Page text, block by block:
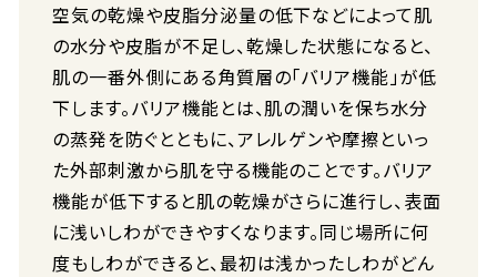
空気の乾燥や皮脂分泌量の低下などによって肌
の水分や皮脂が不足し、乾燥した状態になると、
肌の一番外側にある角質層の「バリア機能」が低
下します。バリア機能とは、肌の潤いを保ち水分
の蒸発を防ぐとともに、アレルゲンや摩擦といっ
た外部刺激から肌を守る機能のことです。バリア
機能が低下すると肌の乾燥がさらに進行し、表面
に浅いしわができやすくなります。同じ場所に何
度もしわができると、最初は浅かったしわがどん